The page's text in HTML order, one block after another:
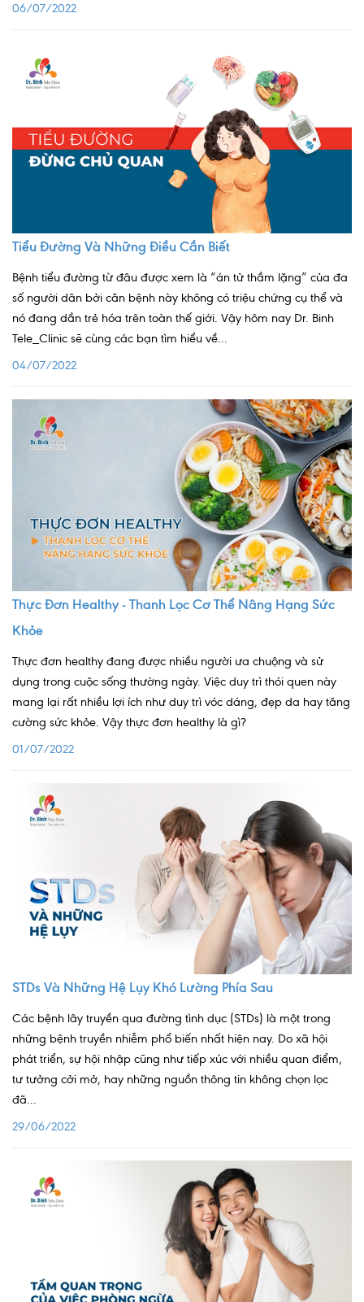
Răng Hàm Mặt
Vật lý trị liệu hồi phục chức năng
Xét nghiệm
Xét nghiệm sàng lọc NIPT
Gói khám sức khỏe cá nhân định kỳ
Gói khám tầm soát ung thư sớm
Gói quản lý mạn tính
Bác sĩ online - Tư vấn từ xa
Bác sĩ gia đình chăm sóc y tế 24/7
Dịch vụ Y tế Cơ quan – MEDI-OFFICE
Dịch vụ Y tế gia đình – MEDI-HOME
Lấy mẫu xét nghiệm tại nhà
Bảo lãnh viện phí HỎI ĐÁP
TUYỂN DỤNG TRA CỨU HỒ SƠ
06/07/2022
Tiểu Đường Và Những Điều Cần Biết
Bệnh tiểu đường từ đâu được xem là “án tử thầm lặng” của đa
số người dân bởi căn bệnh này không có triệu chứng cụ thể và
nó đang dần trẻ hóa trên toàn thế giới. Vậy hôm nay Dr. Binh
Tele_Clinic sẽ cùng các bạn tìm hiểu về...
04/07/2022
Thực Đơn Healthy - Thanh Lọc Cơ Thể Nâng Hạng Sức
Khỏe
Thực đơn healthy đang được nhiều người ưa chuộng và sử
dụng trong cuộc sống thường ngày. Việc duy trì thói quen này
mang lại rất nhiều lợi ích như duy trì vóc dáng, đẹp da hay tăng
cường sức khỏe. Vậy thực đơn healthy là gì?
01/07/2022
STDs Và Những Hệ Lụy Khó Lường Phía Sau
Các bệnh lây truyền qua đường tình dục (STDs) là một trong
những bệnh truyền nhiễm phổ biến nhất hiện nay. Do xã hội
phát triển, sự hội nhập cũng như tiếp xúc với nhiều quan điểm,
tư tưởng cởi mở, hay những nguồn thông tin không chọn lọc
đã...
29/06/2022